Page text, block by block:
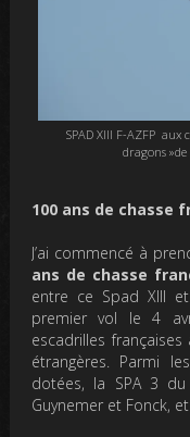
SPAD XIII F-AZFP aux
dragons
100 ans de chasse
J’ai commencé à
ans de chasse
entre ce Spad XIII
premier vol le 4
escadrilles
étrangères. Parmi
dotées, la SPA 3
Guynemer et Fonck,